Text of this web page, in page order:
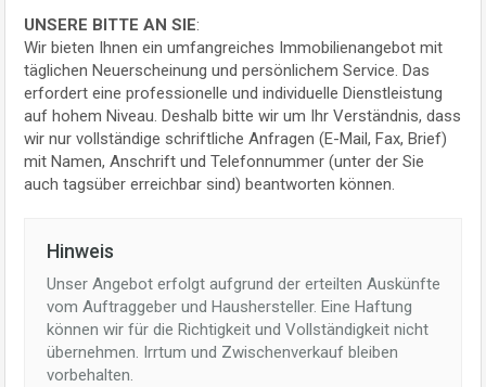
UNSERE BITTE AN SIE:
Wir bieten Ihnen ein umfangreiches Immobilienangebot mit
täglichen Neuerscheinung und persönlichem Service. Das
erfordert eine professionelle und individuelle Dienstleistung
auf hohem Niveau. Deshalb bitte wir um Ihr Verständnis, dass
wir nur vollständige schriftliche Anfragen (E-Mail, Fax, Brief)
mit Namen, Anschrift und Telefonnummer (unter der Sie
auch tagsüber erreichbar sind) beantworten können.
Hinweis
Unser Angebot erfolgt aufgrund der erteilten Auskünfte
vom Auftraggeber und Haushersteller. Eine Haftung
können wir für die Richtigkeit und Vollständigkeit nicht
übernehmen. Irrtum und Zwischenverkauf bleiben
vorbehalten.